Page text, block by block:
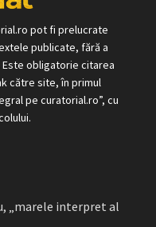
pot fi prelucrate
publicate, fără a
obligatorie citarea
către site, în primul
pe curatorial.ro”, cu
„marele interpret al